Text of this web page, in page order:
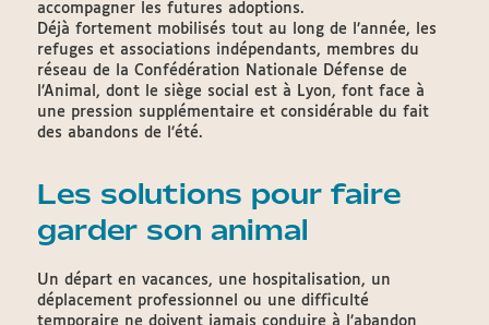
accompagner les futures adoptions.
Déjà fortement mobilisés tout au long de l’année, les
refuges et associations indépendants, membres du
réseau de la Confédération Nationale Défense de
l’Animal, dont le siège social est à Lyon, font face à
une pression supplémentaire et considérable du fait
des abandons de l’été.
Les solutions pour faire
garder son animal
Un départ en vacances, une hospitalisation, un
déplacement professionnel ou une difficulté